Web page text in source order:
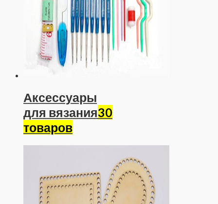
Аксессуары
для вязания30
товаров